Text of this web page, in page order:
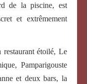
de la piscine, est
et extrêmement
restaurant étoilé, Le
Pamparigouste
et deux bars, la